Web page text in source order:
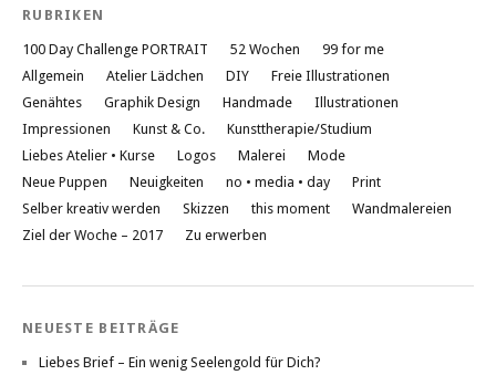
anzeigen
RUBRIKEN
100 Day Challenge PORTRAIT 52 Wochen
99 for me
Allgemein
Atelier Lädchen DIY
Freie Illustrationen
Genähtes
Graphik Design Handmade
Illustrationen
Impressionen
Kunst & Co.
Kunsttherapie/Studium
Liebes Atelier • Kurse
Logos Malerei
Mode
Neue Puppen
Neuigkeiten no • media • day
Print
Selber kreativ werden
Skizzen this moment
Wandmalereien
Ziel der Woche – 2017
Zu erwerben
NEUESTE BEITRÄGE
Liebes Brief – Ein wenig Seelengold für Dich?